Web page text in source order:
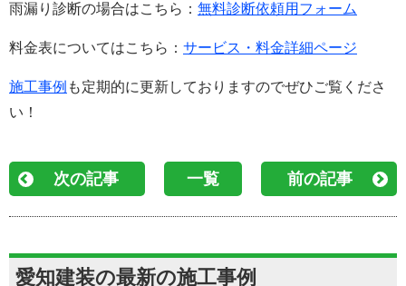
雨漏り診断の場合はこちら： 無料診断依頼用フォーム
料金表についてはこちら： サービス・料金詳細ページ
施工事例 も定期的に更新しておりますのでぜひご覧くださ
い！
次の記事 一覧 前の記事
愛知建装の最新の施工事例